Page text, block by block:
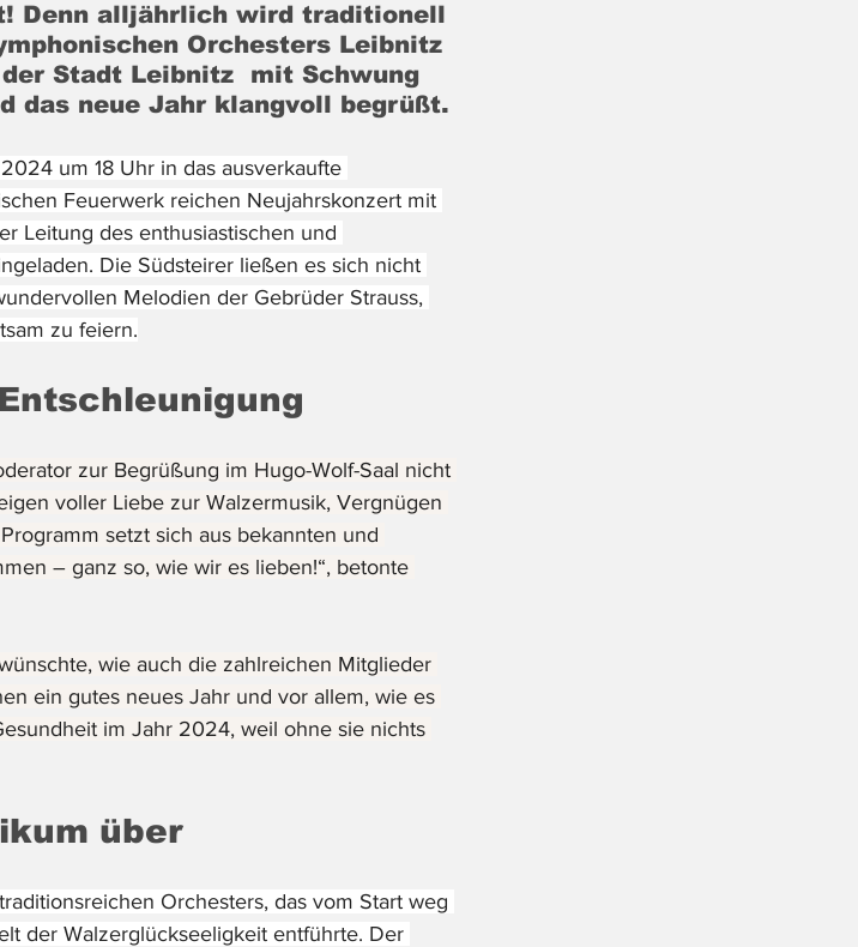
Denn alljährlich wird traditionell
Orchesters Leibnitz
Stadt Leibnitz  mit Schwung
das neue Jahr klangvoll begrüßt.
um 18 Uhr in das ausverkaufte
Feuerwerk reichen Neujahrskonzert mit
Leitung des enthusiastischen und
Die Südsteirer ließen es sich nicht
Melodien der Gebrüder Strauss,
zu feiern.
zur Begrüßung im Hugo-Wolf-Saal nicht
voller Liebe zur Walzermusik, Vergnügen
setzt sich aus bekannten und
– ganz so, wie wir es lieben!“, betonte
wie auch die zahlreichen Mitglieder
ein gutes neues Jahr und vor allem, wie es
im Jahr 2024, weil ohne sie nichts
über
Orchesters, das vom Start weg
der Walzerglückseeligkeit entführte. Der